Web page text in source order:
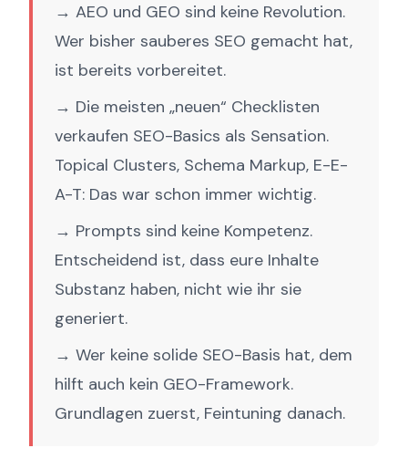
→ AEO und GEO sind keine Revolution.
Wer bisher sauberes SEO gemacht hat,
ist bereits vorbereitet.
→ Die meisten „neuen“ Checklisten
verkaufen SEO-Basics als Sensation.
Topical Clusters, Schema Markup, E-E-
A-T: Das war schon immer wichtig.
→ Prompts sind keine Kompetenz.
Entscheidend ist, dass eure Inhalte
Substanz haben, nicht wie ihr sie
generiert.
→ Wer keine solide SEO-Basis hat, dem
hilft auch kein GEO-Framework.
Grundlagen zuerst, Feintuning danach.